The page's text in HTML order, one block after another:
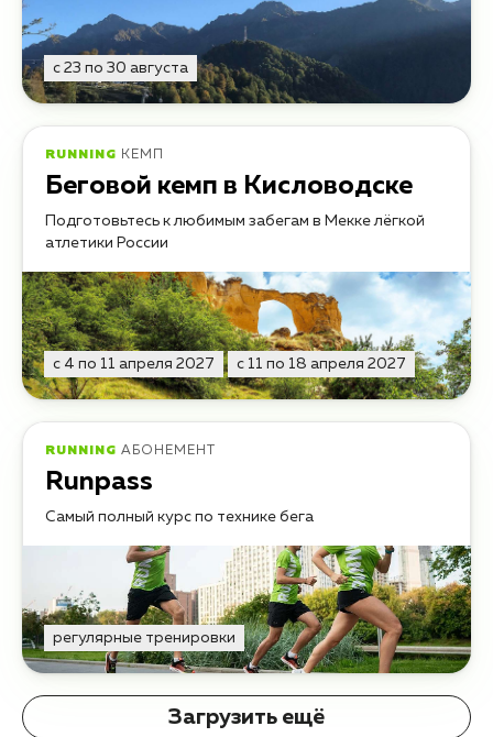
с 23 по 30 августа
RUNNING КЕМП
Беговой кемп в Кисловодске
Подготовьтесь к любимым забегам в Мекке лёгкой
атлетики России
с 4 по 11 апреля 2027 с 11 по 18 апреля 2027
RUNNING АБОНЕМЕНТ
Runpass
Самый полный курс по технике бега
регулярные тренировки
Загрузить ещё